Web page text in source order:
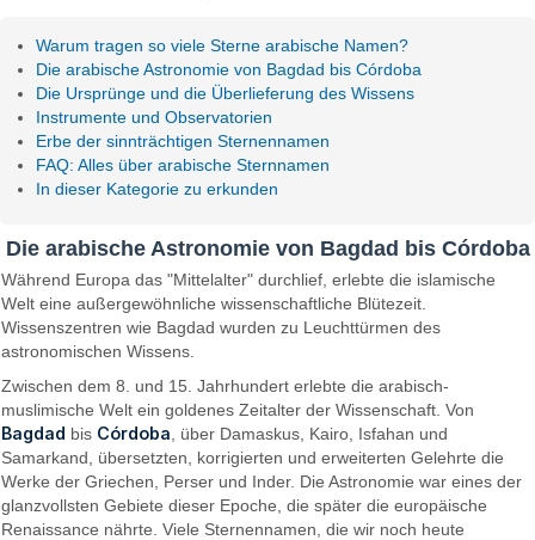
Warum tragen so viele Sterne arabische Namen?
Die arabische Astronomie von Bagdad bis Córdoba
Die Ursprünge und die Überlieferung des Wissens
Instrumente und Observatorien
Erbe der sinnträchtigen Sternennamen
FAQ: Alles über arabische Sternnamen
In dieser Kategorie zu erkunden
Die arabische Astronomie von Bagdad bis Córdoba
Während Europa das "Mittelalter" durchlief, erlebte die islamische
Welt eine außergewöhnliche wissenschaftliche Blütezeit.
Wissenszentren wie Bagdad wurden zu Leuchttürmen des
astronomischen Wissens.
Zwischen dem 8. und 15. Jahrhundert erlebte die arabisch-
muslimische Welt ein goldenes Zeitalter der Wissenschaft. Von
Bagdad bis Córdoba , über Damaskus, Kairo, Isfahan und
Samarkand, übersetzten, korrigierten und erweiterten Gelehrte die
Werke der Griechen, Perser und Inder. Die Astronomie war eines der
glanzvollsten Gebiete dieser Epoche, die später die europäische
Renaissance nährte. Viele Sternennamen, die wir noch heute